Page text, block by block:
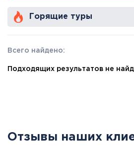
Горящие туры
Всего найдено:
Подходящих результатов не
Отзывы наших